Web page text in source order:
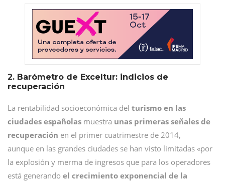
2. Barómetro de Exceltur: indicios de
recuperación
La rentabilidad socioeconómica del turismo en las
ciudades españolas muestra unas primeras señales de
recuperación en el primer cuatrimestre de 2014,
aunque en las grandes ciudades se han visto limitadas «por
la explosión y merma de ingresos que para los operadores
está generando el crecimiento exponencial de la